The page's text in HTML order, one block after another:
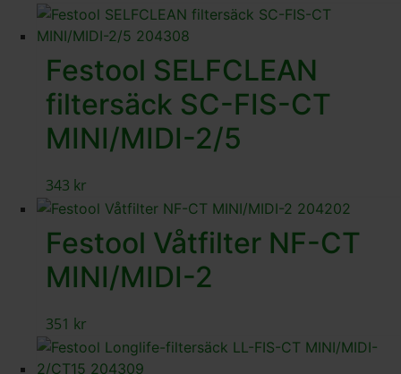
Festool SELFCLEAN
filtersäck SC-FIS-CT
MINI/MIDI-2/5
343 kr
Festool Våtfilter NF-CT
MINI/MIDI-2
351 kr